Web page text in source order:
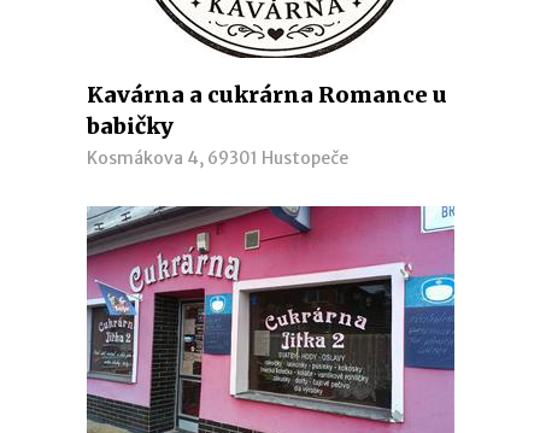
Kavárna a cukrárna Romance u
babičky
Kosmákova 4, 69301 Hustopeče